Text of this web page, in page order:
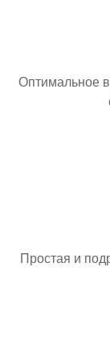
Оптимальное
Простая и